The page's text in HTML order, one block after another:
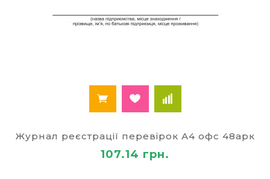
Журнал реєстрації перевірок А4 офс 48арк
107.14 грн.